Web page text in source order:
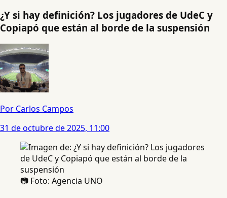
¿Y si hay definición? Los jugadores de UdeC y
Copiapó que están al borde de la suspensión
Por Carlos Campos
31 de octubre de 2025, 11:00
📷 Foto: Agencia UNO